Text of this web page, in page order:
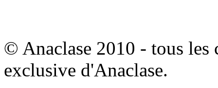
© Anaclase 2010 - tous les
exclusive d'Anaclase.